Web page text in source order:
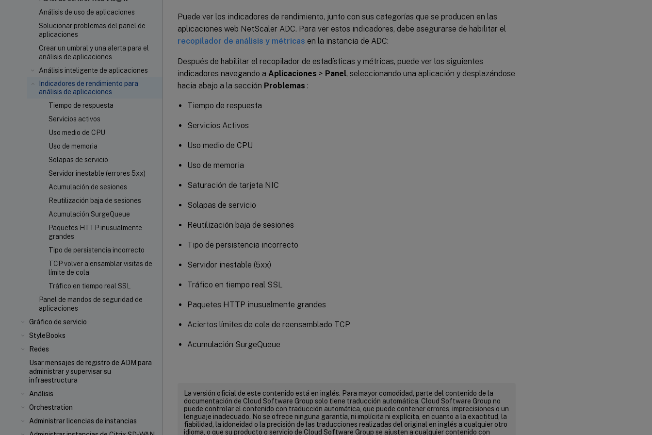
Análisis de uso de aplicaciones
Solucionar problemas del panel de
aplicaciones
Crear un umbral y una alerta para el
análisis de aplicaciones
Análisis inteligente de aplicaciones
Indicadores de rendimiento para
análisis de aplicaciones
Tiempo de respuesta
Servicios activos
Uso medio de CPU
Uso de memoria
Solapas de servicio
Servidor inestable (errores 5xx)
Acumulación de sesiones
Reutilización baja de sesiones
Acumulación SurgeQueue
Paquetes HTTP inusualmente
grandes
Tipo de persistencia incorrecto
TCP volver a ensamblar visitas de
límite de cola
Tráfico en tiempo real SSL
Panel de mandos de seguridad de
aplicaciones
Gráfico de servicio
StyleBooks
Redes
Usar mensajes de registro de ADM para
administrar y supervisar su
infraestructura
Análisis
Orchestration
Administrar licencias de instancias
Puede ver los indicadores de rendimiento, junto con sus categorías que se producen en las
aplicaciones web NetScaler ADC. Para ver estos indicadores, debe asegurarse de habilitar el
recopilador de análisis y métricas en la instancia de ADC:
Después de habilitar el recopilador de estadísticas y métricas, puede ver los siguientes
indicadores navegando a Aplicaciones > Panel, seleccionando una aplicación y desplazándose
hacia abajo a la sección Problemas :
Tiempo de respuesta
Servicios Activos
Uso medio de CPU
Uso de memoria
Saturación de tarjeta NIC
Solapas de servicio
Reutilización baja de sesiones
Tipo de persistencia incorrecto
Servidor inestable (5xx)
Tráfico en tiempo real SSL
Paquetes HTTP inusualmente grandes
Aciertos límites de cola de reensamblado TCP
Acumulación SurgeQueue
La versión oficial de este contenido está en inglés. Para mayor comodidad, parte del contenido de la
documentación de Cloud Software Group solo tiene traducción automática. Cloud Software Group no
puede controlar el contenido con traducción automática, que puede contener errores, imprecisiones o un
lenguaje inadecuado. No se ofrece ninguna garantía, ni implícita ni explícita, en cuanto a la exactitud, la
fiabilidad, la idoneidad o la precisión de las traducciones realizadas del original en inglés a cualquier otro
idioma, o que su producto o servicio de Cloud Software Group se ajusten a cualquier contenido con